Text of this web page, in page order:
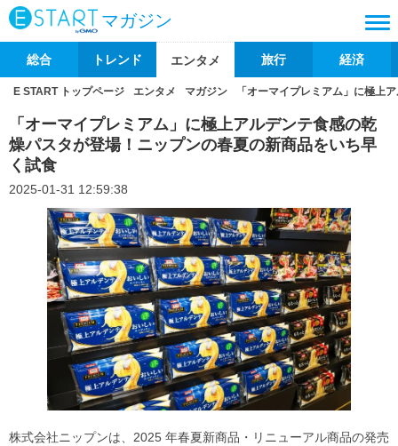
マガジン
総合 トレンド エンタメ 旅行 経済
E START トップページ エンタメ マガジン 「オーマイプレミアム」に極上
「オーマイプレミアム」に極上アルデンテ食感の乾
燥パスタが登場！ニップンの春夏の新商品をいち早
く試食
2025-01-31 12:59:38
株式会社ニップンは、2025 年春夏新商品・リニューアル商品の発売